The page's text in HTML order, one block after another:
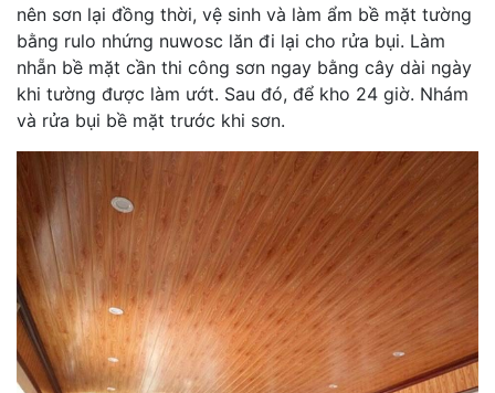
nên sơn lại đồng thời, vệ sinh và làm ẩm bề mặt tường
bằng rulo nhứng nuwosc lăn đi lại cho rửa bụi. Làm
nhẵn bề mặt cần thi công sơn ngay bằng cây dài ngày
khi tường được làm ướt. Sau đó, để kho 24 giờ. Nhám
và rửa bụi bề mặt trước khi sơn.